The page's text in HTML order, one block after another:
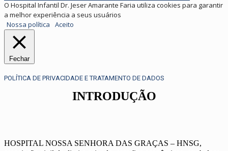
O Hospital Infantil Dr. Jeser Amarante Faria utiliza cookies para garantir
a melhor experiência a seus usuários
Nossa política
Aceito
Fechar
POLÍTICA DE PRIVACIDADE E TRATAMENTO DE DADOS
INTRODUÇÃO
HOSPITAL NOSSA SENHORA DAS GRAÇAS – HNSG,